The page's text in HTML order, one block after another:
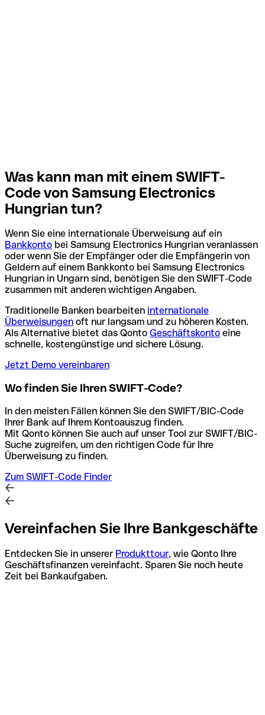
Was kann man mit einem SWIFT-
Code von Samsung Electronics
Hungrian tun?
Wenn Sie eine internationale Überweisung auf ein
Bankkonto bei Samsung Electronics Hungrian veranlassen
oder wenn Sie der Empfänger oder die Empfängerin von
Geldern auf einem Bankkonto bei Samsung Electronics
Hungrian in Ungarn sind, benötigen Sie den SWIFT-Code
zusammen mit anderen wichtigen Angaben.
Traditionelle Banken bearbeiten internationale
Überweisungen oft nur langsam und zu höheren Kosten.
Als Alternative bietet das Qonto Geschäftskonto eine
schnelle, kostengünstige und sichere Lösung.
Jetzt Demo vereinbaren
Wo finden Sie Ihren SWIFT-Code?
In den meisten Fällen können Sie den SWIFT/BIC-Code
Ihrer Bank auf Ihrem Kontoauszug finden.
Mit Qonto können Sie auch auf unser Tool zur SWIFT/BIC-
Suche zugreifen, um den richtigen Code für Ihre
Überweisung zu finden.
Zum SWIFT-Code Finder
Vereinfachen Sie Ihre Bankgeschäfte
Entdecken Sie in unserer Produkttour, wie Qonto Ihre
Geschäftsfinanzen vereinfacht. Sparen Sie noch heute
Zeit bei Bankaufgaben.